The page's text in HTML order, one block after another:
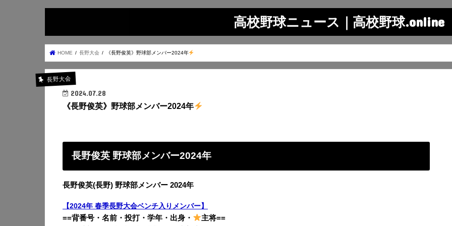
高校野球ニュース｜高校野球.online
HOME 長野大会 《長野俊英》野球部メンバー2024年
長野大会
2024.07.28
《長野俊英》野球部メンバー2024年
長野俊英 野球部メンバー2024年
長野俊英(長野) 野球部メンバー 2024年
【2024年 春季長野大会ベンチ入りメンバー】
==背番号・名前・投打・学年・出身・
主将==